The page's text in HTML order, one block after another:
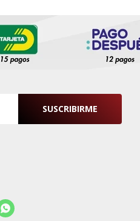
SUSCRIBIRME
